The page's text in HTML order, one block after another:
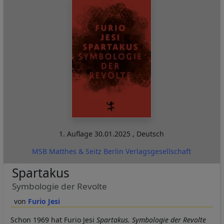
1. Auflage 30.01.2025 , Deutsch
MSB Matthes & Seitz Berlin Verlagsgesellschaft
Furio Jesi
Spartakus
Symbologie der Revolte
Schon 1969 hat Furio Jesi Spartakus. Symbologie der Revolte